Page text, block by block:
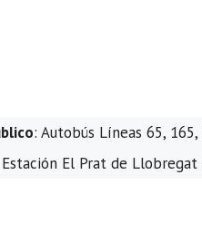
: Autobús Líneas 65, 165,
Estación El Prat de